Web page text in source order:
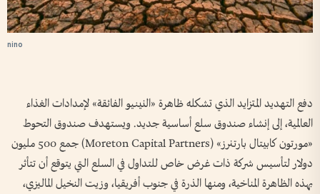
nino
دفع التهديد المتزايد الذي تشكله ظاهرة «النينيو الفائقة» لإمدادات الغذاء
العالمية، إلى إنشاء صندوق سلع أساسية جديد. ويستهدف صندوق التحوط
«مورتون كابيتال بارتنرز» (Moreton Capital Partners) جمع 500 مليون
دولار لتأسيس شركة ذات غرض خاص للتداول في السلع التي يتوقع أن تتأثر
بهذه الظاهرة المناخية، ومنها الذرة في جنوب أفريقيا، وزيت النخيل الماليزي،